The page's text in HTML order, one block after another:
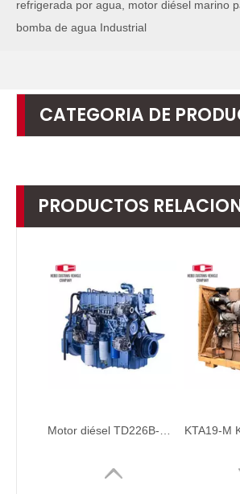
refrigerada por agua, motor diésel marino
bomba de agua Industrial
CATEGORIA DE
PRODUCTOS